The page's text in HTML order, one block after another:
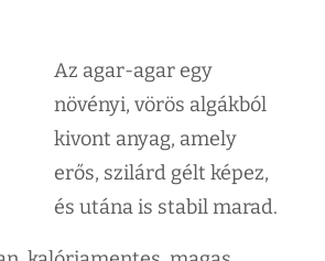
Az agar-agar egy
növényi, vörös algákból
kivont anyag, amely
erős, szilárd gélt képez,
és utána is stabil marad.